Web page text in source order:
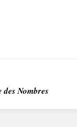
Nombres